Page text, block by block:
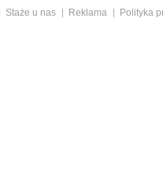
Staże u nas Reklama
Polityka